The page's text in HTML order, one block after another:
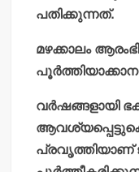
പതിക്കുന്നത്.
മഴക്കാലം
വര്‍ഷങ്ങളായി
പ്രവൃത്തിയാണ്